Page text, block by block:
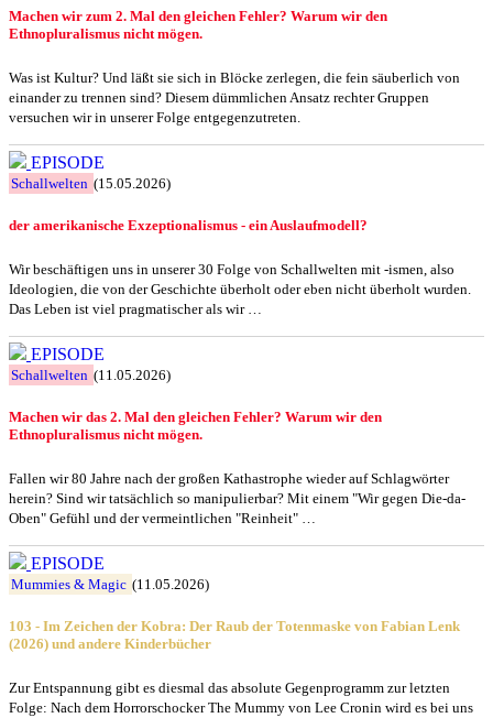
Machen wir zum 2. Mal den gleichen Fehler? Warum wir den
Ethnopluralismus nicht mögen.
Was ist Kultur? Und läßt sie sich in Blöcke zerlegen, die fein säuberlich von
einander zu trennen sind? Diesem dümmlichen Ansatz rechter Gruppen
versuchen wir in unserer Folge entgegenzutreten.
EPISODE
Schallwelten (15.05.2026)
der amerikanische Exzeptionalismus - ein Auslaufmodell?
Wir beschäftigen uns in unserer 30 Folge von Schallwelten mit -ismen, also
Ideologien, die von der Geschichte überholt oder eben nicht überholt wurden.
Das Leben ist viel pragmatischer als wir …
EPISODE
Schallwelten (11.05.2026)
Machen wir das 2. Mal den gleichen Fehler? Warum wir den
Ethnopluralismus nicht mögen.
Fallen wir 80 Jahre nach der großen Kathastrophe wieder auf Schlagwörter
herein? Sind wir tatsächlich so manipulierbar? Mit einem "Wir gegen Die-da-
Oben" Gefühl und der vermeintlichen "Reinheit" …
EPISODE
Mummies & Magic (11.05.2026)
103 - Im Zeichen der Kobra: Der Raub der Totenmaske von Fabian Lenk
(2026) und andere Kinderbücher
Zur Entspannung gibt es diesmal das absolute Gegenprogramm zur letzten
Folge: Nach dem Horrorschocker The Mummy von Lee Cronin wird es bei uns